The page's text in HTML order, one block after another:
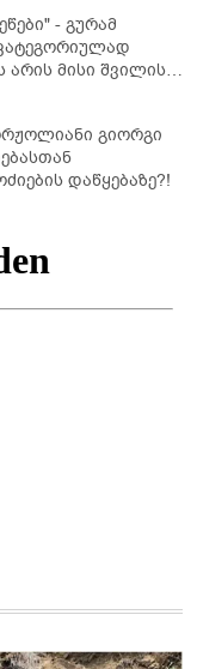
- გუ­რა­მ
არის მისი შვი­ლის
გიორგი
დაწყებაზე?!